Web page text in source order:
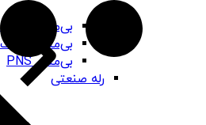
بی‌متال
بی‌متال چینت
بی‌متال PNS
رله صنعتی